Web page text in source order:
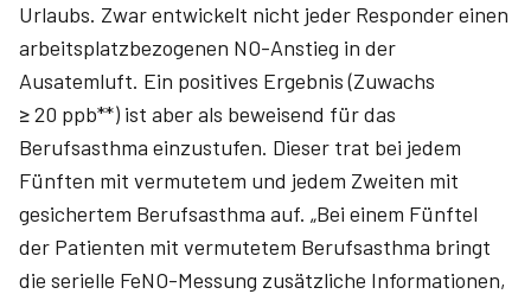
Urlaubs. Zwar entwickelt nicht jeder Responder einen
arbeitsplatzbezogenen NO-Anstieg in der
Ausatemluft. Ein positives Ergebnis (Zuwachs
≥ 20 ppb**) ist aber als beweisend für das
Berufsasthma einzustufen. Dieser trat bei jedem
Fünften mit vermutetem und jedem Zweiten mit
gesichertem Berufsasthma auf. „Bei einem Fünftel
der Patienten mit vermutetem Berufsasthma bringt
die serielle FeNO-Messung zusätzliche Informationen,